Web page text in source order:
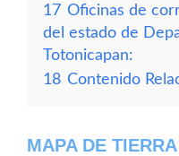
17 Oficinas de
del estado de
Totonicapan:
18 Contenido
MAPA DE TIERRA